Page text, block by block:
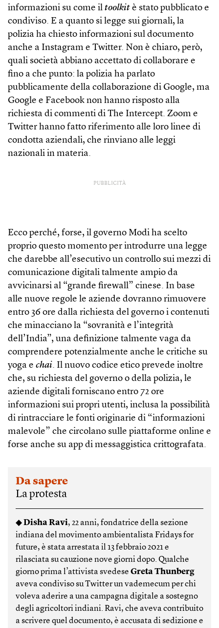
informazioni su come il tool­kit è stato pubblicato e
condiviso. E a quanto si legge sui giornali, la
polizia ha chiesto informazioni sul documento
anche a Instagram e Twitter. Non è chiaro, però,
quali società abbiano accettato di collaborare e
fino a che punto: la polizia ha parlato
pubblicamente della collaborazione di Google, ma
Google e Facebook non hanno risposto alla
richiesta di commenti di The Intercept. Zoom e
Twitter hanno fatto riferimento alle loro linee di
condotta aziendali, che rinviano alle leggi
nazionali in materia.
PUBBLICITÀ
Ecco perché, forse, il governo Modi ha scelto
proprio questo momento per introdurre una legge
che darebbe all’esecutivo un controllo sui mezzi di
comunicazione digitali talmente ampio da
avvicinarsi al “grande firewall” cinese. In base
alle nuove regole le aziende dovranno rimuovere
entro 36 ore dalla richiesta del governo i contenuti
che minacciano la “sovranità e l’integrità
dell’India”, una definizione talmente vaga da
comprendere potenzialmente anche le critiche su
yoga e chai. Il nuovo codice etico prevede inoltre
che, su richiesta del governo o della polizia, le
aziende digitali forniscano entro 72 ore
informazioni sui propri utenti, inclusa la possibilità
di rintracciare le fonti originarie di “informazioni
malevole” che circolano sulle piattaforme online e
forse anche su app di messaggistica crittografata.
Da sapere
La protesta
◆Disha Ravi, 22 anni, fondatrice della sezione
indiana del movimento ambientalista Fridays for
future, è stata arrestata il 13 febbraio 2021 e
rilasciata su cauzione nove giorni dopo. Qualche
giorno prima l’attivista svedese Greta Thunberg
aveva condiviso su Twitter un vademecum per chi
voleva aderire a una campagna digitale a sostegno
degli agricoltori indiani. Ravi, che aveva contribuito
a scrivere quel documento, è accusata di sedizione e